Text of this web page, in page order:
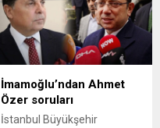
İmamoğlu’ndan Ahmet
Özer soruları
İstanbul Büyükşehir